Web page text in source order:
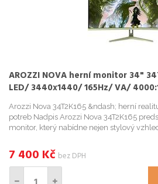
AROZZI NOVA herní monitor 34"
LED/ 3440x1440/ 165Hz/ VA/
mech. zelený
Arozzi Nova 34T2K165 &ndash; herní
potreb Nadpis Arozzi Nova 34T2K165
monitor, který nabídne nejen stylový
7 400 Kč bez DPH